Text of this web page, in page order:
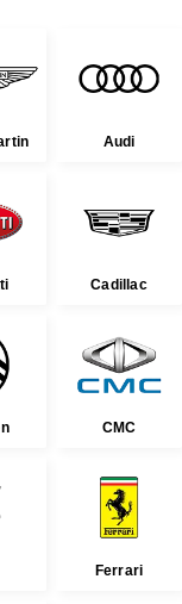
Audi
Cadillac
CMC
Ferrari